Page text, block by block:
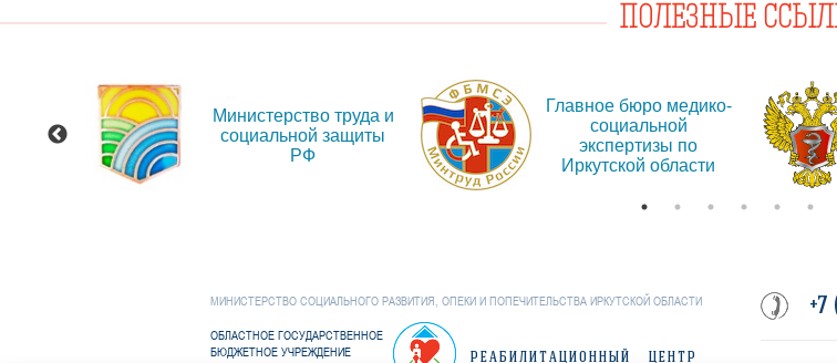
ПОЛЕЗНЫЕ
Министерство труда и
социальной защиты
РФ
Главное бюро медико-
социальной
экспертизы по
Иркутской области
МИНИСТЕРСТВО СОЦИАЛЬНОГО РАЗВИТИЯ, ОПЕКИ И ПОПЕЧИТЕЛЬСТВА ИРКУТСКОЙ ОБЛАСТИ
ОБЛАСТНОЕ ГОСУДАРСТВЕННОЕ
БЮДЖЕТНОЕ УЧРЕЖДЕНИЕ
РЕАБИЛИТАЦИОННЫЙ ЦЕНТР